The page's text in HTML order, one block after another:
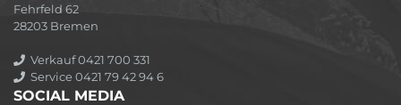
Fehrfeld 62
28203 Bremen
Verkauf 0421 700 331
Service 0421 79 42 94 6
SOCIAL MEDIA